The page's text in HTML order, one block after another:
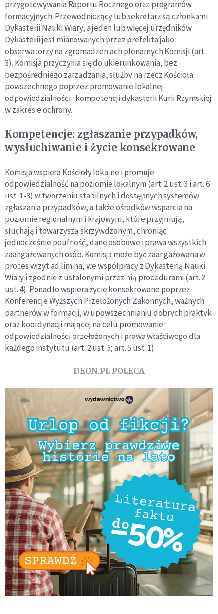
przygotowywania Raportu Rocznego oraz programów
formacyjnych. Przewodniczący lub sekretarz są członkami
Dykasterii Nauki Wiary, a jeden lub więcej urzędników
Dykasterii jest mianowanych przez prefekta jako
obserwatorzy na zgromadzeniach plenarnych Komisji (art.
3). Komisja przyczynia się do ukierunkowania, bez
bezpośredniego zarządzania, służby na rzecz Kościoła
powszechnego poprzez promowanie lokalnej
odpowiedzialności i kompetencji dykasterii Kurii Rzymskiej
w zakresie ochrony.
Kompetencje: zgłaszanie przypadków,
wysłuchiwanie i życie konsekrowane
Komisja wspiera Kościoły lokalne i promuje
odpowiedzialność na poziomie lokalnym (art. 2 ust. 3 i art. 6
ust. 1-3) w tworzeniu stabilnych i dostępnych systemów
zgłaszania przypadków, a także ośrodków wsparcia na
poziomie regionalnym i krajowym, które przyjmują,
słuchają i towarzyszą skrzywdzonym, chroniąc
jednocześnie poufność, dane osobowe i prawa wszystkich
zaangażowanych osób. Komisja może być zaangażowana w
proces wizyt ad limina, we współpracy z Dykasterią Nauki
Wiary i zgodnie z ustalonymi przez nią procedurami (art. 2
ust. 4). Ponadto wspiera życie konsekrowane poprzez
Konferencje Wyższych Przełożonych Zakonnych, ważnych
partnerów w formacji, w upowszechnianiu dobrych praktyk
oraz koordynacji mającej na celu promowanie
odpowiedzialności przełożonych i prawa właściwego dla
każdego instytutu (art. 2 ust. 5; art. 5 ust. 1).
DEON.PL POLECA